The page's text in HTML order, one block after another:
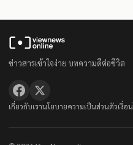
ข่าวสารเข้าใจง่าย บทความดีต่อชีวิต
เกี่ยวกับเรานโยบายความเป็นส่วนตัวเงื่อ